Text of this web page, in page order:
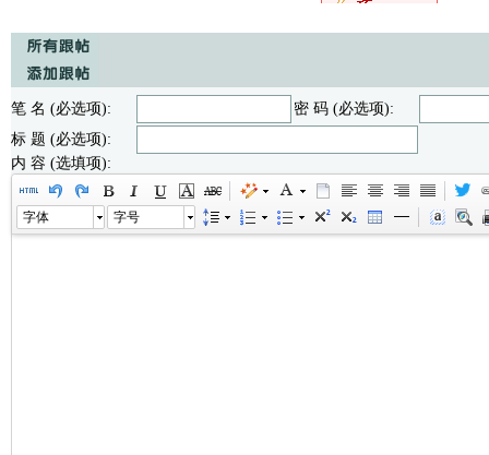
笔 名 (必选项):
密 码 (必选项):
标 题 (必选项):
内 容 (选填项):
字体 字号